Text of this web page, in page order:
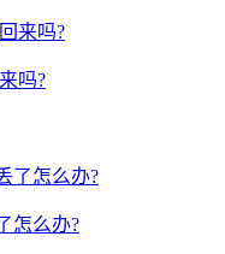
吗?
怎么办?